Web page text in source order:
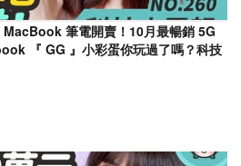
筆電開賣！10月最暢銷 5G
『 GG 』小彩蛋你玩過了嗎？科技